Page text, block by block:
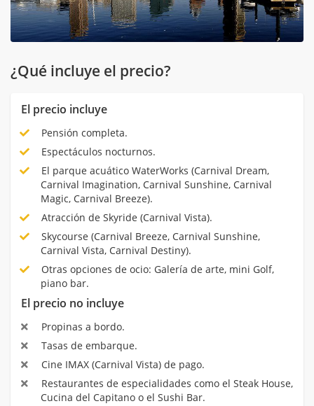
¿Qué incluye el precio?
El precio incluye
Pensión completa.
Espectáculos nocturnos.
El parque acuático WaterWorks (Carnival Dream,
Carnival Imagination, Carnival Sunshine, Carnival
Magic, Carnival Breeze).
Atracción de Skyride (Carnival Vista).
Skycourse (Carnival Breeze, Carnival Sunshine,
Carnival Vista, Carnival Destiny).
Otras opciones de ocio: Galería de arte, mini Golf,
piano bar.
El precio no incluye
Propinas a bordo.
Tasas de embarque.
Cine IMAX (Carnival Vista) de pago.
Restaurantes de especialidades como el Steak House,
Cucina del Capitano o el Sushi Bar.